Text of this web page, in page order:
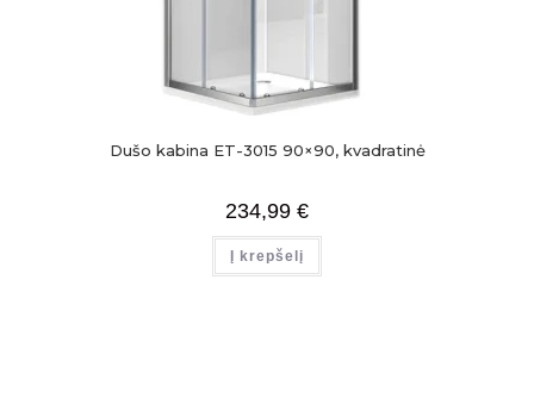
Dušo kabina ET-3015 90×90, kvadratinė
234,99 €
Į krepšelį